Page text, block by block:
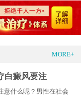
MORE+
白癜风要注
意什么呢？男性在社会